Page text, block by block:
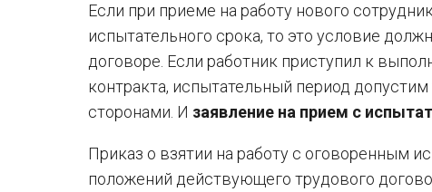
Если при приеме на работу нового
испытательного срока, то это условие
договоре. Если работник приступил к
контракта, испытательный период
сторонами. И заявление на прием с
Приказ о взятии на работу с оговоренным
положений действующего трудового